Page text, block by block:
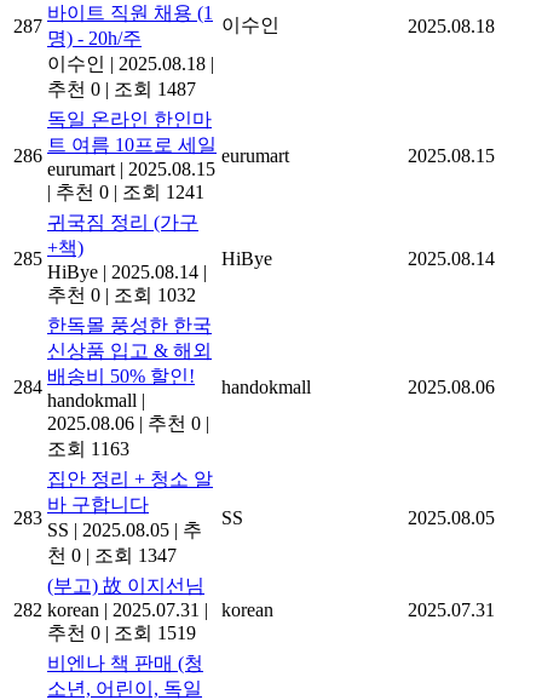
287
바이트 직원 채용 (1
명) - 20h/주
이수인 | 2025.08.18 |
추천 0 | 조회 1487
이수인 2025.08.18
286
독일 온라인 한인마
트 여름 10프로 세일
eurumart | 2025.08.15
| 추천 0 | 조회 1241
eurumart 2025.08.15
285
귀국짐 정리 (가구
+책)
HiBye | 2025.08.14 |
추천 0 | 조회 1032
HiBye 2025.08.14
284
한독몰 풍성한 한국
신상품 입고 & 해외
배송비 50% 할인!
handokmall |
2025.08.06 | 추천 0 |
조회 1163
handokmall 2025.08.06
283
집안 정리 + 청소 알
바 구합니다
SS | 2025.08.05 | 추
천 0 | 조회 1347
SS 2025.08.05
282
(부고) 故 이지선님
korean | 2025.07.31 |
추천 0 | 조회 1519
korean 2025.07.31
비엔나 책 판매 (청
소년, 어린이, 독일